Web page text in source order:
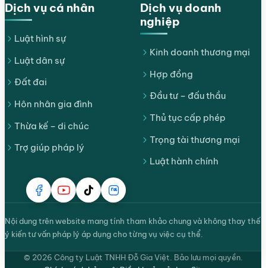
Dịch vụ cá nhân
Luật hình sự
Luật dân sự
Đất đai
Hôn nhân gia đình
Thừa kế – di chúc
Trợ giúp pháp lý
Dịch vụ doanh
nghiệp
Kinh doanh thương mại
Hợp đồng
Đầu tư – đấu thầu
Thủ tục cấp phép
Trọng tài thương mại
Luật hành chính
Nội dung trên website mang tính tham khảo chung và không thay thế
ý kiến tư vấn pháp lý áp dụng cho từng vụ việc cụ thể.
© 2026 Công ty Luật TNHH Đỗ Gia Việt. Bảo lưu mọi quyền.